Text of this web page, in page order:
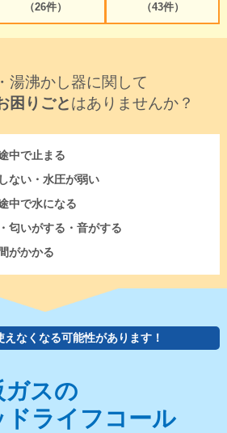
（26件）
（43件）
湯沸かし器に関して
困りごとはありませんか？
中で止まる
ない・水圧が弱い
中で水になる
匂いがする・音がする
がかかる
なくなる可能性があります！
ガスの
ドライフコール